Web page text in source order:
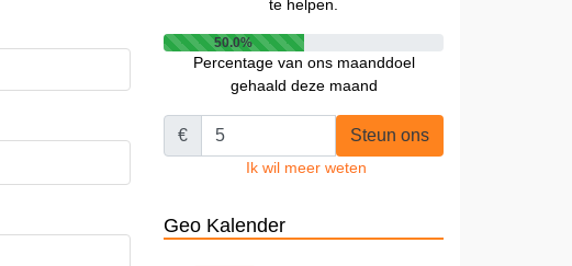
te helpen.
50.0%
Percentage van ons maanddoel
gehaald deze maand
€ Steun ons
Ik wil meer weten
Geo Kalender